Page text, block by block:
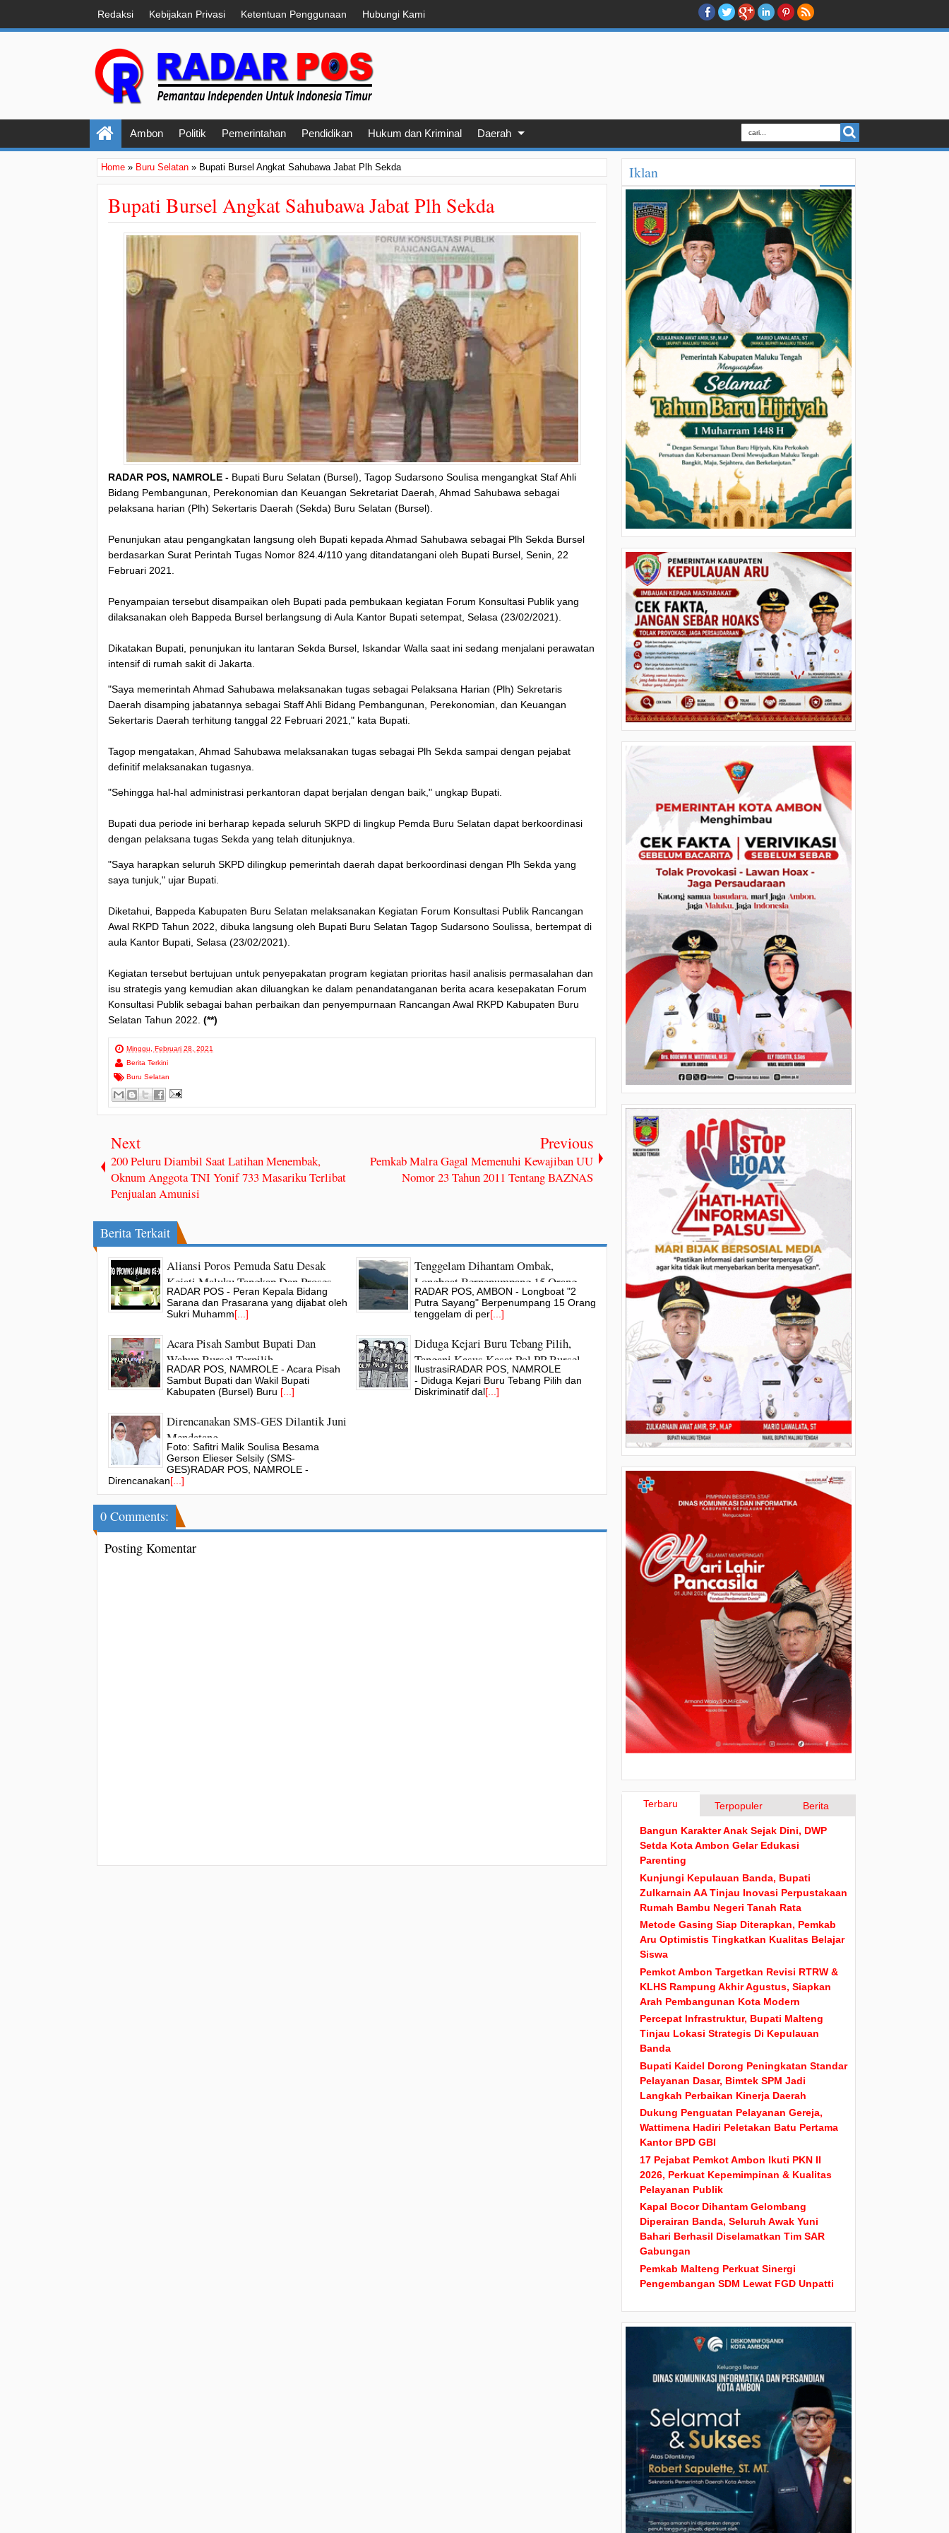
Redaksi Kebijakan Privasi Ketentuan Penggunaan Hubungi Kami
Ambon Politik Pemerintahan Pendidikan Hukum dan Kriminal Daerah
Home » Buru Selatan » Bupati Bursel Angkat Sahubawa Jabat Plh Sekda
Bupati Bursel Angkat Sahubawa Jabat Plh Sekda
RADAR POS, NAMROLE - Bupati Buru Selatan (Bursel), Tagop Sudarsono Soulisa mengangkat Staf Ahli
Bidang Pembangunan, Perekonomian dan Keuangan Sekretariat Daerah, Ahmad Sahubawa sebagai
pelaksana harian (Plh) Sekertaris Daerah (Sekda) Buru Selatan (Bursel).
Penunjukan atau pengangkatan langsung oleh Bupati kepada Ahmad Sahubawa sebagai Plh Sekda Bursel
berdasarkan Surat Perintah Tugas Nomor 824.4/110 yang ditandatangani oleh Bupati Bursel, Senin, 22
Februari 2021.
Penyampaian tersebut disampaikan oleh Bupati pada pembukaan kegiatan Forum Konsultasi Publik yang
dilaksanakan oleh Bappeda Bursel berlangsung di Aula Kantor Bupati setempat, Selasa (23/02/2021).
Dikatakan Bupati, penunjukan itu lantaran Sekda Bursel, Iskandar Walla saat ini sedang menjalani perawatan
intensif di rumah sakit di Jakarta.
"Saya memerintah Ahmad Sahubawa melaksanakan tugas sebagai Pelaksana Harian (Plh) Sekretaris
Daerah disamping jabatannya sebagai Staff Ahli Bidang Pembangunan, Perekonomian, dan Keuangan
Sekertaris Daerah terhitung tanggal 22 Februari 2021," kata Bupati.
Tagop mengatakan, Ahmad Sahubawa melaksanakan tugas sebagai Plh Sekda sampai dengan pejabat
definitif melaksanakan tugasnya.
"Sehingga hal-hal administrasi perkantoran dapat berjalan dengan baik," ungkap Bupati.
Bupati dua periode ini berharap kepada seluruh SKPD di lingkup Pemda Buru Selatan dapat berkoordinasi
dengan pelaksana tugas Sekda yang telah ditunjuknya.
"Saya harapkan seluruh SKPD dilingkup pemerintah daerah dapat berkoordinasi dengan Plh Sekda yang
saya tunjuk," ujar Bupati.
Diketahui, Bappeda Kabupaten Buru Selatan melaksanakan Kegiatan Forum Konsultasi Publik Rancangan
Awal RKPD Tahun 2022, dibuka langsung oleh Bupati Buru Selatan Tagop Sudarsono Soulissa, bertempat di
aula Kantor Bupati, Selasa (23/02/2021).
Kegiatan tersebut bertujuan untuk penyepakatan program kegiatan prioritas hasil analisis permasalahan dan
isu strategis yang kemudian akan diluangkan ke dalam penandatanganan berita acara kesepakatan Forum
Konsultasi Publik sebagai bahan perbaikan dan penyempurnaan Rancangan Awal RKPD Kabupaten Buru
Selatan Tahun 2022. (**)
Minggu, Februari 28, 2021
Berita Terkini
Buru Selatan
Next
200 Peluru Diambil Saat Latihan Menembak,
Oknum Anggota TNI Yonif 733 Masariku Terlibat
Penjualan Amunisi
Previous
Pemkab Malra Gagal Memenuhi Kewajiban UU
Nomor 23 Tahun 2011 Tentang BAZNAS
Berita Terkait
Aliansi Poros Pemuda Satu Desak
Kejati Maluku Tangkap Dan Proses
Iskandar Walla
RADAR POS - Peran Kepala Bidang
Sarana dan Prasarana yang dijabat oleh
Sukri Muhamm[...]
Tenggelam Dihantam Ombak,
Longboat Berpenumpang 15 Orang
Selamat
RADAR POS, AMBON - Longboat "2
Putra Sayang" Berpenumpang 15 Orang
tenggelam di per[...]
Acara Pisah Sambut Bupati Dan
Wabup Bursel Terpilih
RADAR POS, NAMROLE - Acara Pisah
Sambut Bupati dan Wakil Bupati
Kabupaten (Bursel) Buru [...]
Diduga Kejari Buru Tebang Pilih,
Tangani Kasus Kasat Pol PP Bursel
IlustrasiRADAR POS, NAMROLE
- Diduga Kejari Buru Tebang Pilih dan
Diskriminatif dal[...]
Direncanakan SMS-GES Dilantik Juni
Mendatang
Foto: Safitri Malik Soulisa Besama
Gerson Elieser Selsily (SMS-
GES)RADAR POS, NAMROLE -
Direncanakan[...]
0 Comments:
Posting Komentar
Iklan
Terbaru Terpopuler Berita
Bangun Karakter Anak Sejak Dini, DWP
Setda Kota Ambon Gelar Edukasi
Parenting
Kunjungi Kepulauan Banda, Bupati
Zulkarnain AA Tinjau Inovasi Perpustakaan
Rumah Bambu Negeri Tanah Rata
Metode Gasing Siap Diterapkan, Pemkab
Aru Optimistis Tingkatkan Kualitas Belajar
Siswa
Pemkot Ambon Targetkan Revisi RTRW &
KLHS Rampung Akhir Agustus, Siapkan
Arah Pembangunan Kota Modern
Percepat Infrastruktur, Bupati Malteng
Tinjau Lokasi Strategis Di Kepulauan
Banda
Bupati Kaidel Dorong Peningkatan Standar
Pelayanan Dasar, Bimtek SPM Jadi
Langkah Perbaikan Kinerja Daerah
Dukung Penguatan Pelayanan Gereja,
Wattimena Hadiri Peletakan Batu Pertama
Kantor BPD GBI
17 Pejabat Pemkot Ambon Ikuti PKN II
2026, Perkuat Kepemimpinan & Kualitas
Pelayanan Publik
Kapal Bocor Dihantam Gelombang
Diperairan Banda, Seluruh Awak Yuni
Bahari Berhasil Diselamatkan Tim SAR
Gabungan
Pemkab Malteng Perkuat Sinergi
Pengembangan SDM Lewat FGD Unpatti